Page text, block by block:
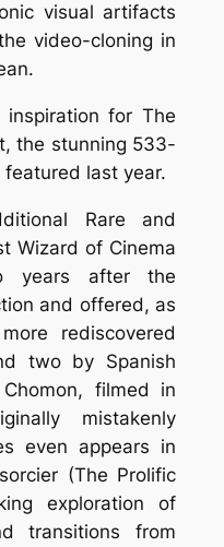
visual artifacts
video-cloning in
for The
the stunning 533-
last year.
Rare and
Wizard of Cinema
years after the
and offered, as
rediscovered
two by Spanish
filmed in
mistakenly
even appears in
(The Prolific
exploration of
transitions from